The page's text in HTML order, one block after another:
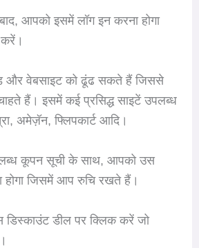
आपको इसमें लॉग इन करना होगा
और वेबसाइट को ढूंढ सकते हैं जिससे
हैं। इसमें कई प्रसिद्ध साइटें उपलब्ध
अमेज़ॅन, फ्लिपकार्ट आदि।
कूपन सूची के साथ, आपको उस
जिसमें आप रुचि रखते हैं।
डील पर क्लिक करें जो